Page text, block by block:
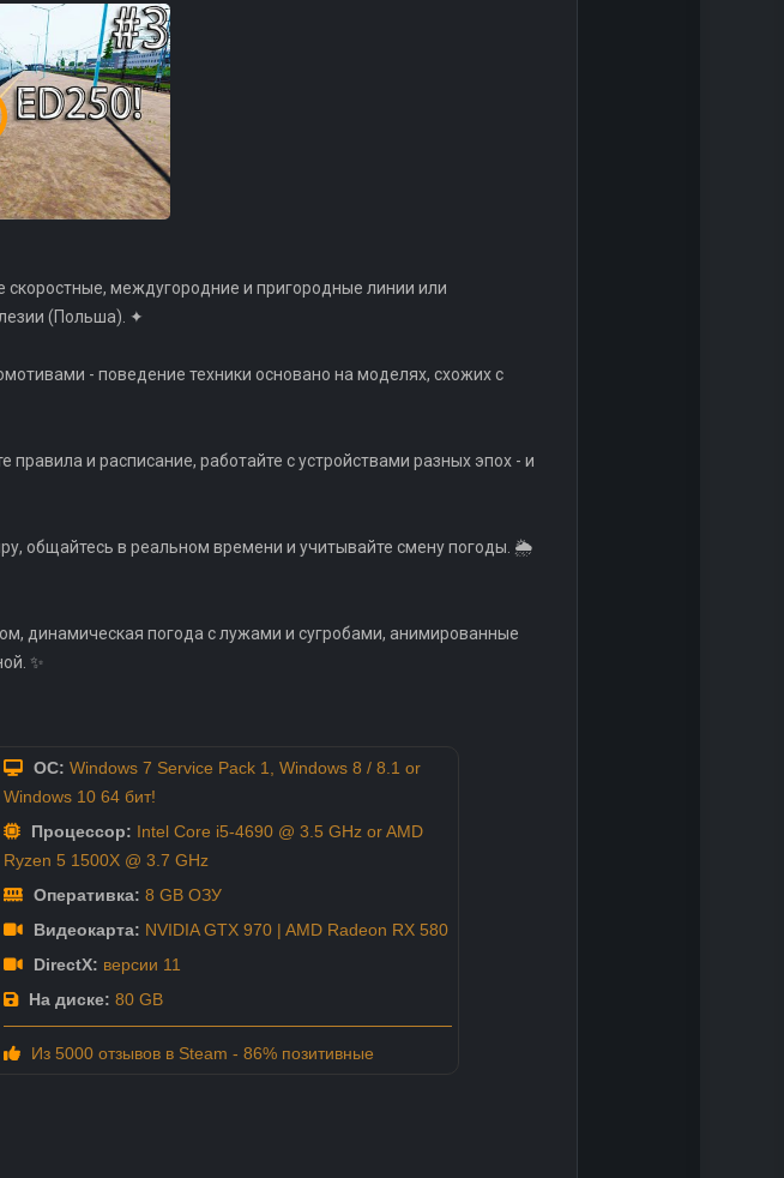
междугородние и пригородные линии или
(Польша). ✦
- поведение техники основано на моделях, схожих с
и расписание, работайте с устройствами разных эпох - и
общайтесь в реальном времени и учитывайте смену погоды. 🌦️
динамическая погода с лужами и сугробами, анимированные
✨
ОС: Windows 7 Service Pack 1, Windows 8 / 8.1 or
Windows 10 64 бит!
Процессор: Intel Core i5-4690 @ 3.5 GHz or AMD
Ryzen 5 1500X @ 3.7 GHz
Оперативка: 8 GB ОЗУ
Видеокарта: NVIDIA GTX 970 | AMD Radeon RX 580
DirectX: версии 11
На диске: 80 GB
Из 5000 отзывов в Steam - 86% позитивные